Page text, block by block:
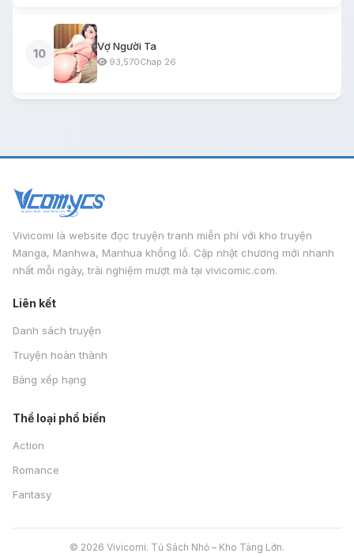
10
Vợ Người Ta
93,570Chap 26
Vivicomi là website đọc truyện tranh miễn phí với kho truyện
Manga, Manhwa, Manhua khổng lồ. Cập nhật chương mới nhanh
nhất mỗi ngày, trải nghiệm mượt mà tại vivicomic.com.
Liên kết
Danh sách truyện
Truyện hoàn thành
Bảng xếp hạng
Thể loại phổ biến
Action
Romance
Fantasy
© 2026 Vivicomi. Tủ Sách Nhỏ – Kho Tàng Lớn.